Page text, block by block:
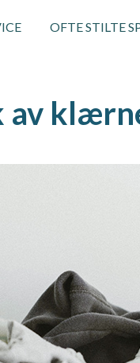
OFTE STILTE